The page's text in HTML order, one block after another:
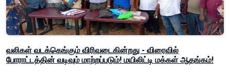
வலிகள் வடக்கெங்கும் விரிவடைகின்றது - விரைவில்
போராட்டத்தின் வடிவும் மாற்றப்படும்! மயிலிட்டி மக்கள் ஆதங்கம்!